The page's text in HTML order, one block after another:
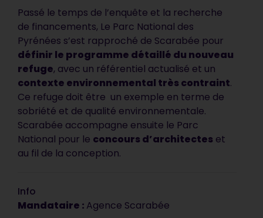
Passé le temps de l’enquête et la recherche
de financements, Le Parc National des
Pyrénées s’est rapproché de Scarabée pour
définir le programme détaillé du nouveau
refuge, avec un référentiel actualisé et un
contexte environnemental très contraint.
Ce refuge doit être un exemple en terme de
sobriété et de qualité environnementale.
Scarabée accompagne ensuite le Parc
National pour le concours d’architectes et
au fil de la conception.
Info
Mandataire : Agence Scarabée